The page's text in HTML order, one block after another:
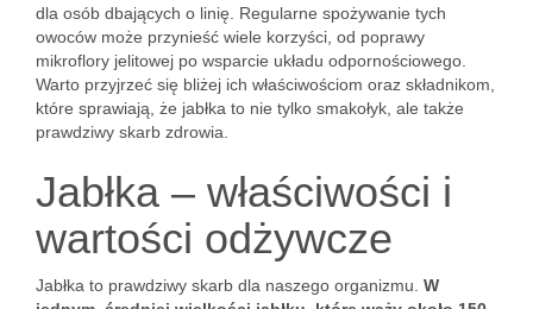
dla osób dbających o linię. Regularne spożywanie tych
owoców może przynieść wiele korzyści, od poprawy
mikroflory jelitowej po wsparcie układu odpornościowego.
Warto przyjrzeć się bliżej ich właściwościom oraz składnikom,
które sprawiają, że jabłka to nie tylko smakołyk, ale także
prawdziwy skarb zdrowia.
Jabłka – właściwości i
wartości odżywcze
Jabłka to prawdziwy skarb dla naszego organizmu. W